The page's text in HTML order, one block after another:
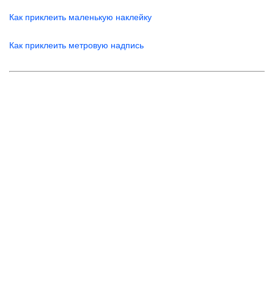
Как приклеить маленькую наклейку
Как приклеить метровую надпись